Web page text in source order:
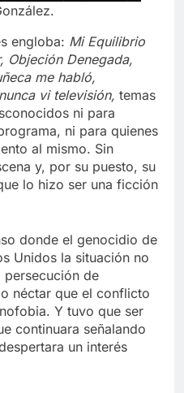
engloba: Mi Equilibrio
Objeción Denegada,
me habló,
vi televisión, temas
ni para
ni para quienes
al mismo. Sin
y, por su puesto, su
lo hizo ser una ficción
donde el genocidio de
Unidos la situación no
persecución de
néctar que el conflicto
Y tuvo que ser
continuara señalando
un interés